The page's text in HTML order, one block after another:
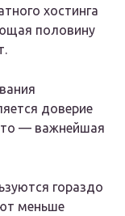
хостинга
половину
доверие
— важнейшая
гораздо
меньше